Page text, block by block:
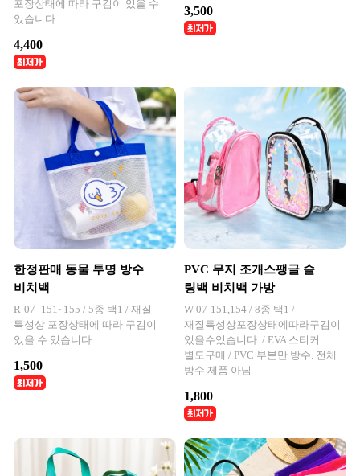
포장상태에 따라 구김이 있을 수
있습니다
4,400
3,500
한정판매 동물 투명 방수
비치백
R-07 -151~155 / 5종 택1 / 재질
특성상 포장상태에 따라 구김이
있을 수 있습니다.
1,500
PVC 무지 조개스팽글 슬
링백 비치백 가방
W-07-151,154 / 8종 택1 /
재질특성상포장상태에따라구김이
있을수있습니다. / EVA 스티커
별도구매 / PVC 부분만 방수. 전체
방수 제품 아님
1,800